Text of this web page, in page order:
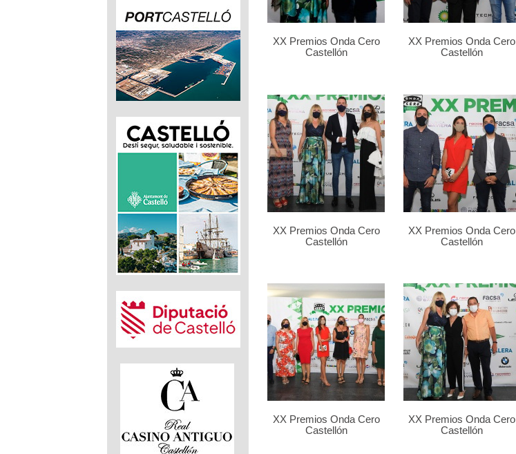
XX Premios Onda Cero
Castellón
XX Premios Onda Cero
Castellón
XX Premios Onda Cero
Castellón
XX Premios Onda Cero
Castellón
XX Premios Onda Cero
Castellón
XX Premios Onda Cero
Castellón